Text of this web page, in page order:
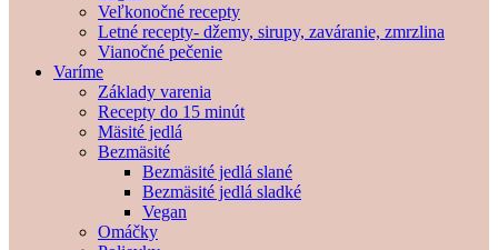
Veľkonočné recepty
Letné recepty- džemy, sirupy, zaváranie, zmrzlina
Vianočné pečenie
Varíme
Základy varenia
Recepty do 15 minút
Mäsité jedlá
Bezmäsité
Bezmäsité jedlá slané
Bezmäsité jedlá sladké
Vegan
Omáčky